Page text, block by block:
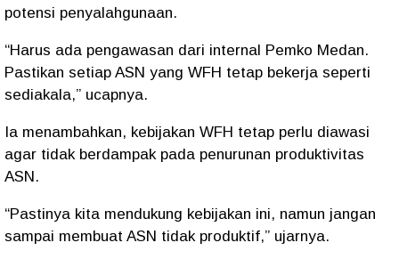
potensi penyalahgunaan.
“Harus ada pengawasan dari internal Pemko Medan.
Pastikan setiap ASN yang WFH tetap bekerja seperti
sediakala,” ucapnya.
Ia menambahkan, kebijakan WFH tetap perlu diawasi
agar tidak berdampak pada penurunan produktivitas
ASN.
“Pastinya kita mendukung kebijakan ini, namun jangan
sampai membuat ASN tidak produktif,” ujarnya.